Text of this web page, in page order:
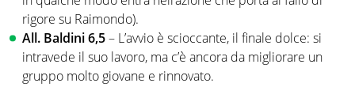
rigore su Raimondo).
All. Baldini 6,5– L’avvio è scioccante, il finale dolce: si
intravede il suo lavoro, ma c’è ancora da migliorare un
gruppo molto giovane e rinnovato.